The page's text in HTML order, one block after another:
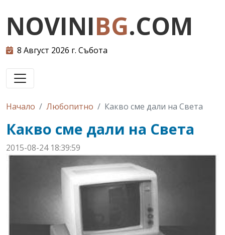
NOVINIBG.COM
8 Август 2026 г. Събота
Начало Любопитно Какво сме дали на Света
Какво сме дали на Света
2015-08-24 18:39:59